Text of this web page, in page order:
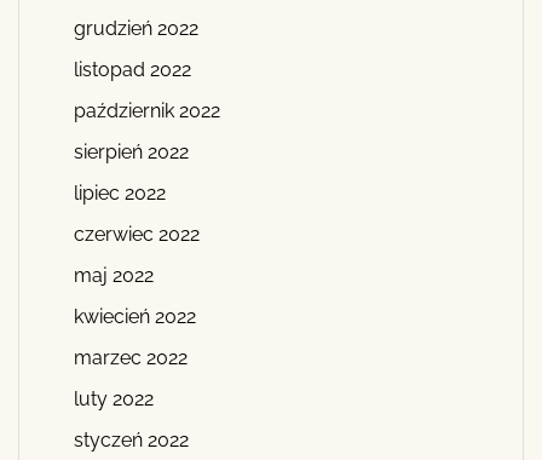
grudzień 2022
listopad 2022
październik 2022
sierpień 2022
lipiec 2022
czerwiec 2022
maj 2022
kwiecień 2022
marzec 2022
luty 2022
styczeń 2022